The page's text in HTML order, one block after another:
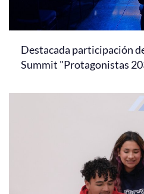
Destacada participación
Summit "Protagonistas